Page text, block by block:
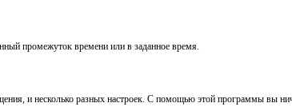
промежуток времени или в заданное время.
и несколько разных настроек. С помощью этой программы вы